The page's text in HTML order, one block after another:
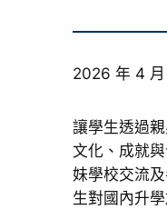
榮譽榜
2026 年 4 月
讓學生透過
文化、成就
妹學校交流
生對國內升